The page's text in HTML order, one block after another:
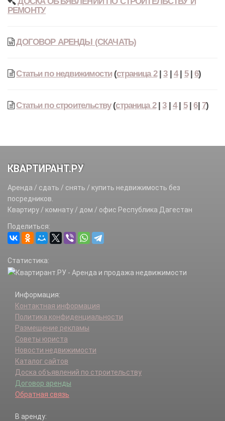
РЕМОНТУ
ДОГОВОР АРЕНДЫ (СКАЧАТЬ)
Статьи по недвижимости(страница 2|3| 4| 5|6)
Статьи по строительству(страница 2|3|4| 5|6| 7)
КВАРТИРАНТ.РУ
Аренда / сдать / снять / купить недвижимость без
посредников.
Квартиру / комнату / дом / офис Республика Дагестан
Поделиться:
Статистика:
Информация:
Контактная информация
Политика конфиденциальности
Размещение рекламы
Советы юриста
Новости недвижимости
Каталог сайтов
Доска объявлений по строительству
Договор аренды
Обратная связь
В аренду: